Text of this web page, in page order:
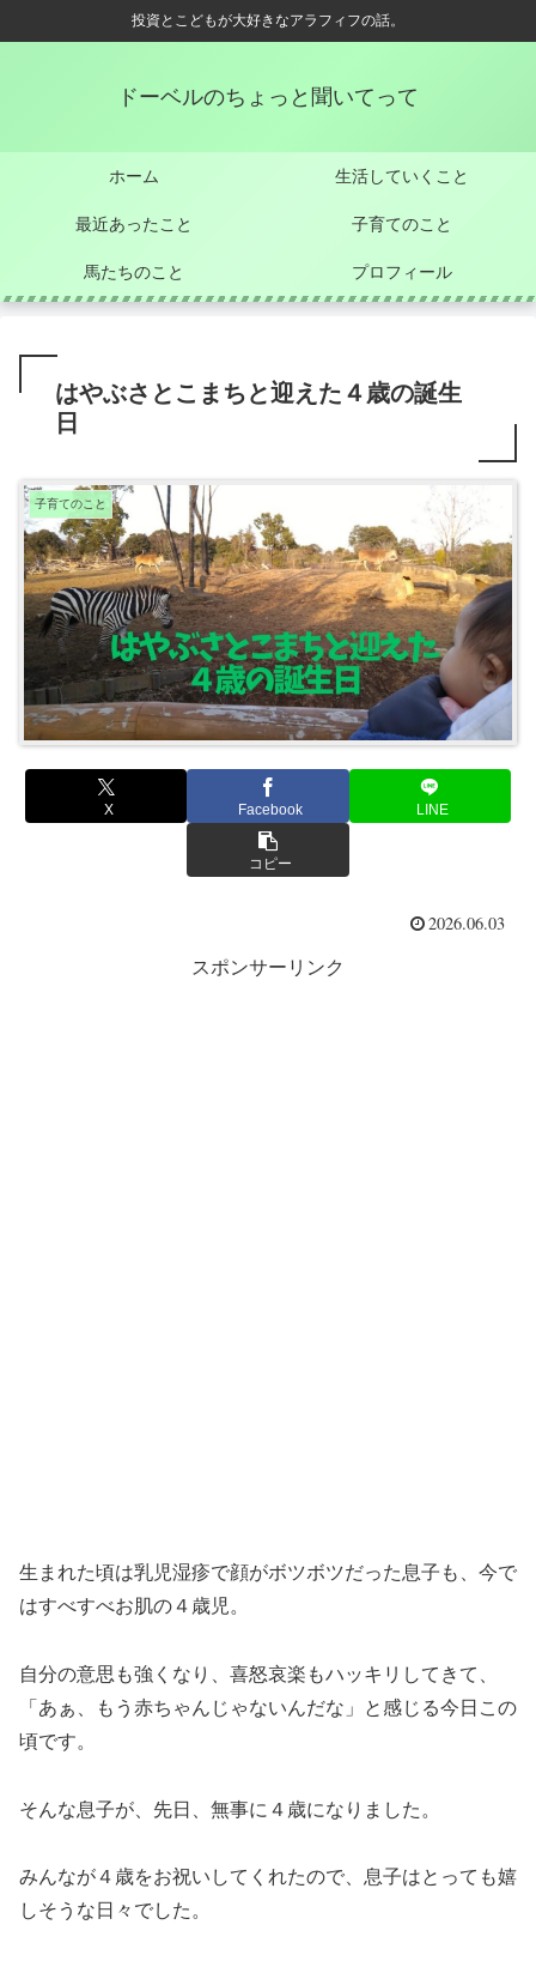
投資とこどもが大好きなアラフィフの話。
ドーベルのちょっと聞いてって
ホーム 生活していくこと
最近あったこと 子育てのこと
馬たちのこと プロフィール
はやぶさとこまちと迎えた４歳の誕生
日
子育てのこと
X Facebook LINE
コピー
2026.06.03
スポンサーリンク
生まれた頃は乳児湿疹で顔がボツボツだった息子も、今で
はすべすべお肌の４歳児。
自分の意思も強くなり、喜怒哀楽もハッキリしてきて、
「あぁ、もう赤ちゃんじゃないんだな」と感じる今日この
頃です。
そんな息子が、先日、無事に４歳になりました。
みんなが４歳をお祝いしてくれたので、息子はとっても嬉
しそうな日々でした。